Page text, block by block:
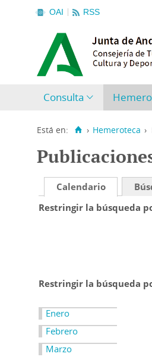
OAI RSS
Consulta
Está en: › Hemeroteca ›
Calendario
Restringir la búsqueda
Restringir la búsqueda
Enero
Febrero
Marzo